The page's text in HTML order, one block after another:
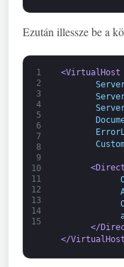
Ezután illessze be a
1
2
3
4
5
6
7
8
9
10
11
12
13
14
15
<VirtualHost
ErrorLog
CustomLog
Options
Order
allow
</
</